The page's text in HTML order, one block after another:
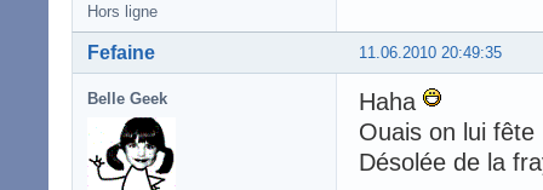
Hors ligne
11.06.2010 20:49:35
Fefaine
Belle Geek
Haha
Ouais on lui
Désolée de la